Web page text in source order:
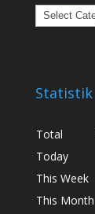
Kategori
Statistik
Total
Today
This Week
This Month